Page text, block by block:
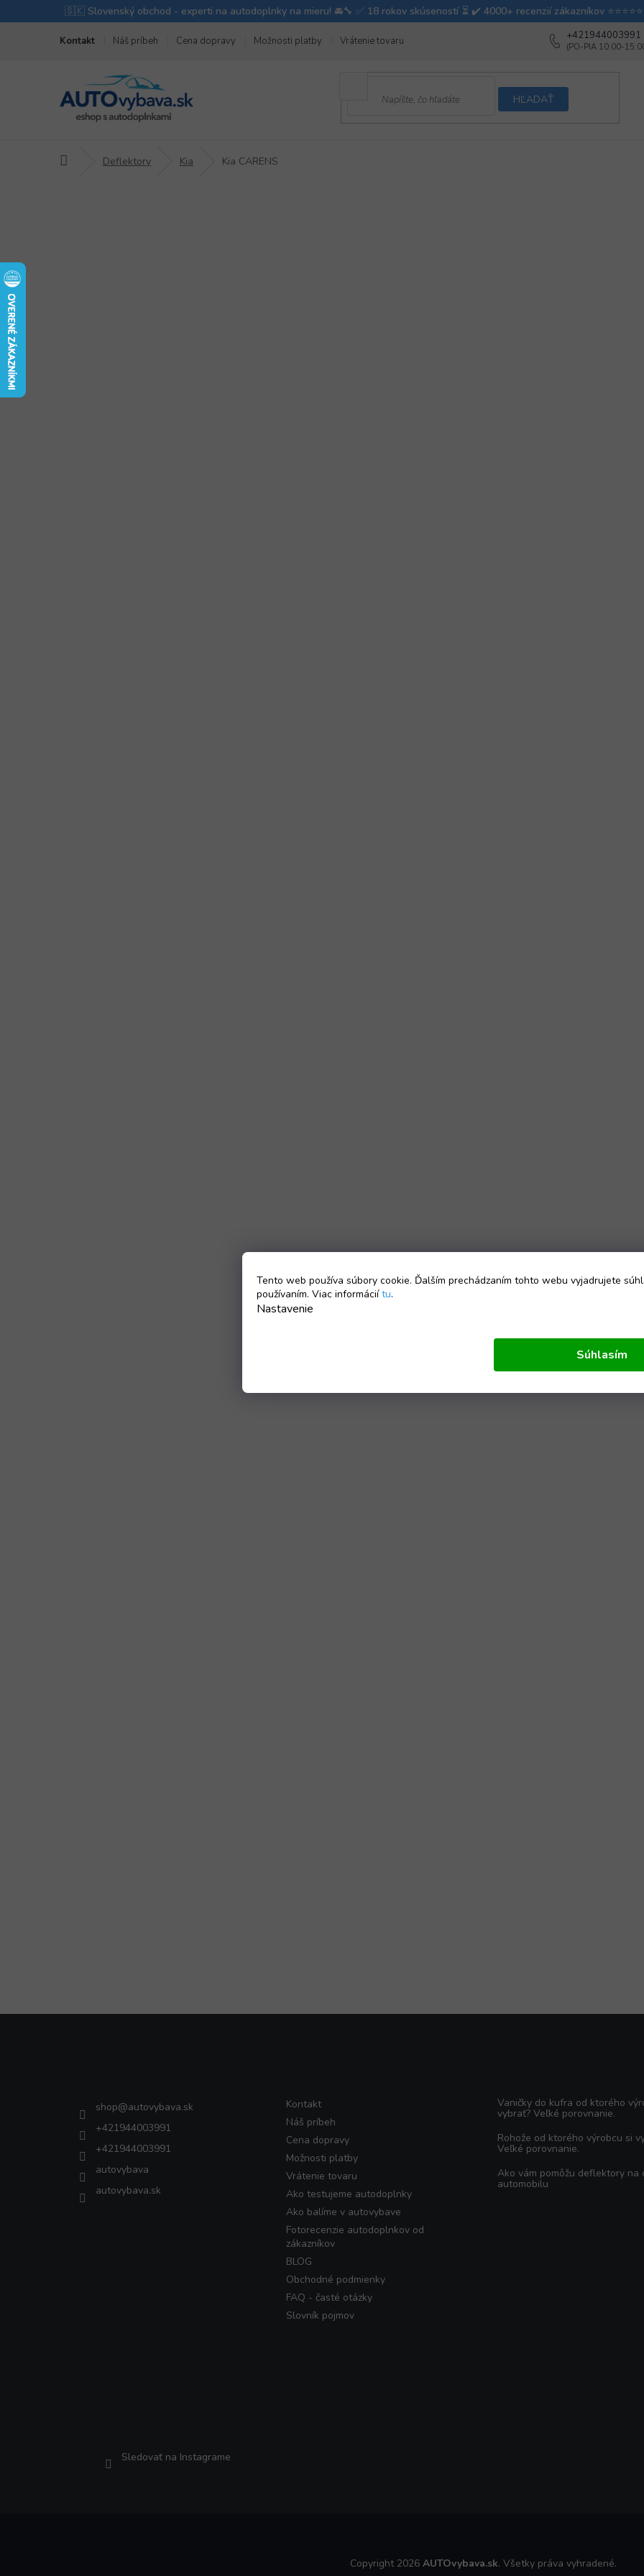
Tento web používa súbory cookie. Ďalším prechádzaním tohto webu vyjadrujete
používaním. Viac informáciítu.
Nastavenie
Súhlasím
Kontakt Náš príbeh Cena dopravy Možnosti platby Vrátenie tovaru Ako balíme v
+421944003991
HĽADAŤ
DomovDeflektory Kia Kia CARENS
shop@autovybava.sk
+421944003991
+421944003991
autovybava
autovybava.sk
Kontakt
Náš príbeh
Cena dopravy
Možnosti platby
Vrátenie tovaru
Ako testujeme autodoplnky
Ako balíme v autovybave
Fotorecenzie autodoplnkov od
zákazníkov
BLOG
Obchodné podmienky
FAQ - časté otázky
Slovník pojmov
Vaničky do kufra od ktorého
vybrať? Veľké porovnanie.
Rohože od ktorého výrobcu si
Veľké porovnanie.
Ako vám pomôžu deflektory na
automobilu
Sledovať na Instagrame
Copyright 2026 AUTOvybava.sk. Všetky práva vyhradené.